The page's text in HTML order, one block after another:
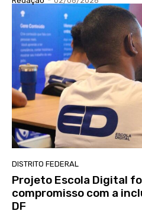
DISTRITO FEDERAL
Projeto Escola Digital
compromisso com a
DF